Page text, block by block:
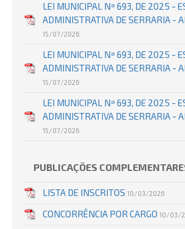
LEI MUNICIPAL Nª 693, DE 2025 -
ADMINISTRATIVA DE SERRARIA -
15/07/2026
LEI MUNICIPAL Nª 693, DE 2025 -
ADMINISTRATIVA DE SERRARIA -
15/07/2026
LEI MUNICIPAL Nª 693, DE 2025 -
ADMINISTRATIVA DE SERRARIA -
15/07/2026
PUBLICAÇÕES
LISTA DE INSCRITOS 10/03/2026
CONCORRÊNCIA POR CARGO 10/03/